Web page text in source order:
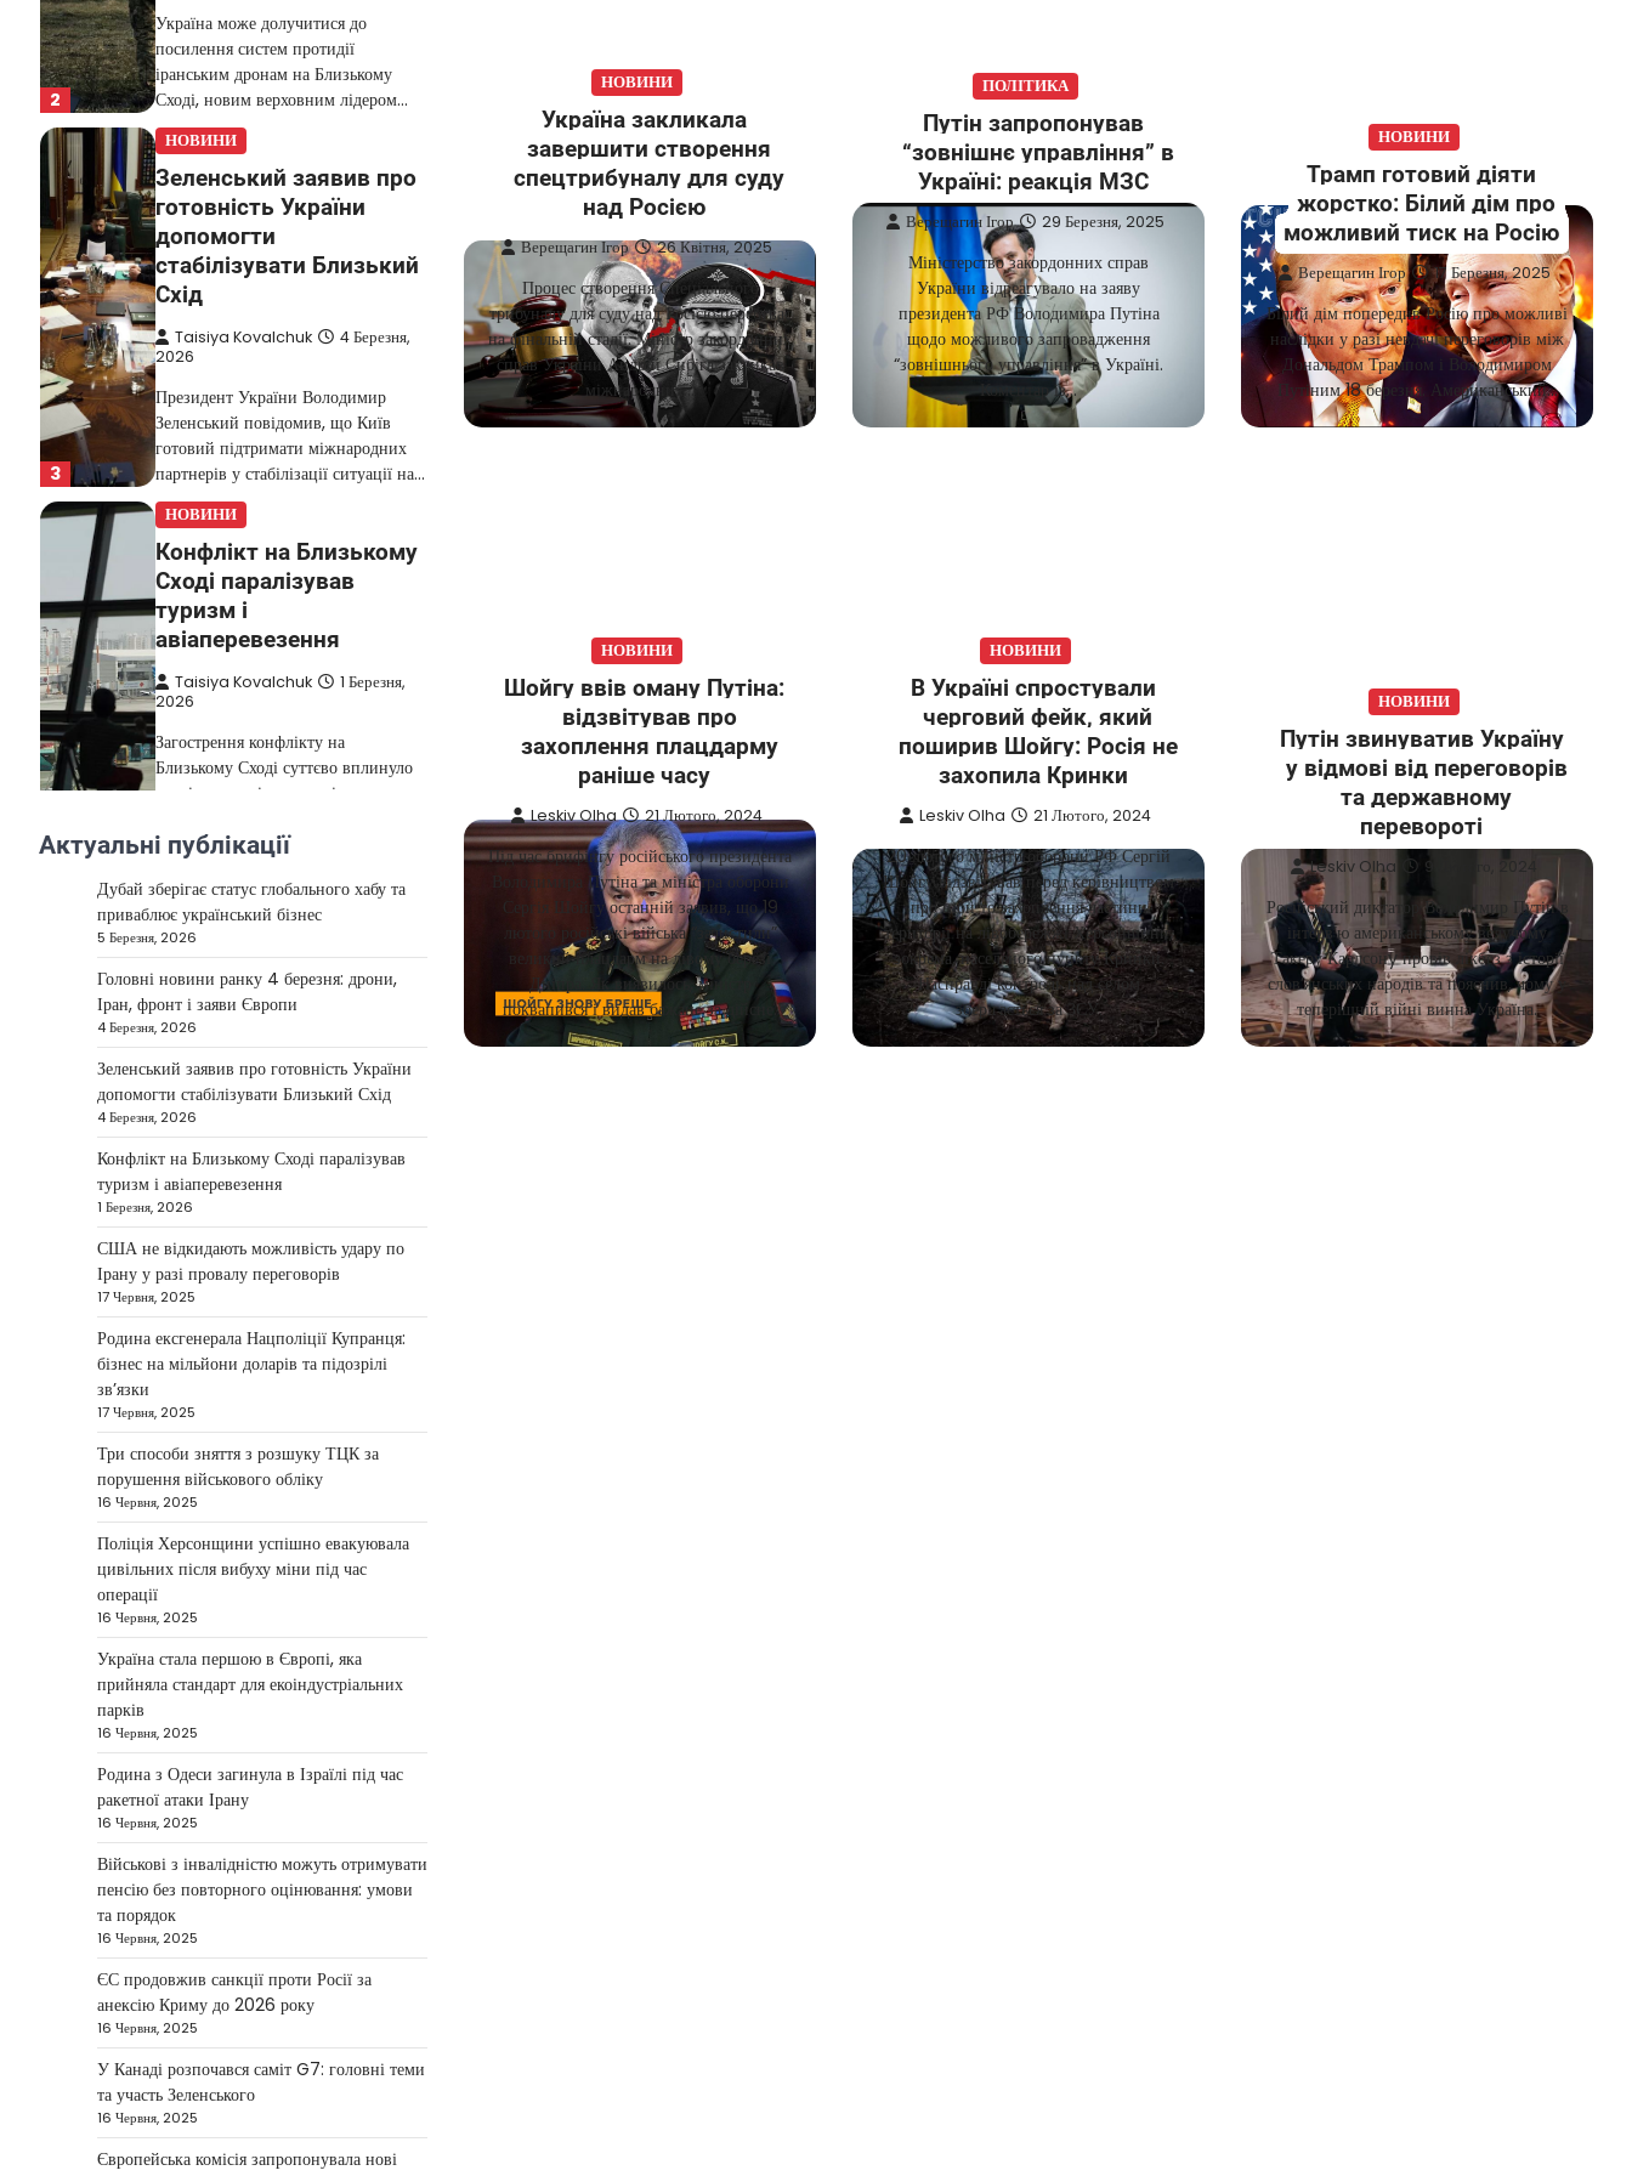
НОВИНИ
Україна закликала
завершити створення
спецтрибуналу для суду
над Росією
Верещагин Ігор 26 Квітня, 2025
Процес створення Спеціального
трибуналу для суду над Росією перебуває
на фінальній стадії. Міністр закордонних
справ України Андрій Сибіга закликав
міжнародних…
ПОЛІТИКА
Путін запропонував
“зовнішнє управління” в
Україні: реакція МЗС
Верещагин Ігор 29 Березня, 2025
Міністерство закордонних справ
України відреагувало на заяву
президента РФ Володимира Путіна
щодо можливого запровадження
“зовнішнього управління” в Україні.
Коментар із…
НОВИНИ
Трамп готовий діяти
жорстко: Білий дім про
можливий тиск на Росію
Верещагин Ігор 17 Березня, 2025
Білий дім попередив Росію про можливі
наслідки у разі невдачі переговорів між
Дональдом Трампом і Володимиром
Путіним 18 березня. Американський…
НОВИНИ
Шойгу ввів оману Путіна:
відзвітував про
захоплення плацдарму
раніше часу
Leskiv Olha 21 Лютого, 2024
Під час брифінгу російського президента
Володимира Путіна та міністра оборони
Сергія Шойгу останній заявив, що 19
лютого російські війська “зачистили”
великий плацдарм на лівому березі
Дніпра. Як виявилось, міністр
поквапився і видав бажане за дійсне.
НОВИНИ
В Україні спростували
черговий фейк, який
поширив Шойгу: Росія не
захопила Кринки
Leskiv Olha 21 Лютого, 2024
20 лютого міністр оборони РФ Сергій
Шойгу відзвітував перед керівництвом
про ніби то захоплення частини
території на лівобережжі Херсонщини,
зокрема, населеного пункту Кринки.
Насправді контроль над селом
зберігається за ЗСУ.
НОВИНИ
Путін звинуватив Україну
у відмові від переговорів
та державному
перевороті
Leskiv Olha 9 Лютого, 2024
Російський диктатор Володимир Путін в
інтерв’ю американському ведучому
Такеру Карлсонy провів лікбез з історії
слов’янських народів та пояснив, чому у
теперішній війні винна Україна.
2
Україна може долучитися до
посилення систем протидії
іранським дронам на Близькому
Сході, новим верховним лідером…
3
НОВИНИ
Зеленський заявив про
готовність України
допомогти
стабілізувати Близький
Схід
Taisiya Kovalchuk
4 Березня,
2026
Президент України Володимир
Зеленський повідомив, що Київ
готовий підтримати міжнародних
партнерів у стабілізації ситуації на…
4
НОВИНИ
Конфлікт на Близькому
Сході паралізував
туризм і
авіаперевезення
Taisiya Kovalchuk
1 Березня,
2026
Загострення конфлікту на
Близькому Сході суттєво вплинуло
на міжнародні подорожі та
ударів…
НОВИНИ
США не відкидають
можливість удару по
Ірану у разі провалу
переговорів
Kolomysheva Anastasiya
17
Червня, 2025
У США не виключають
застосування сили проти Ірану,
якщо дипломатичні переговори не
принесуть бажаних результатів.…
НОВИНИ
Дубай зберігає статус
глобального хабу та
приваблює український
бізнес
2026
Дубай протягом багатьох років
утримує статус одного з найбільш
привабливих міжнародних центрів
для ведення бізнесу…
НОВИНИ
Головні новини ранку 4
березня: дрони, Іран,
фронт і заяви Європи
2026
Україна може долучитися до
посилення систем протидії
іранським дронам на Близькому
Сході, новим верховним лідером…
НОВИНИ
Зеленський заявив про
готовність України
допомогти
стабілізувати Близький
Схід
2026
Президент України Володимир
Актуальні публікації
Дубай зберігає статус глобального хабу та
приваблює український бізнес
5 Березня, 2026
Головні новини ранку 4 березня: дрони,
Іран, фронт і заяви Європи
4 Березня, 2026
Зеленський заявив про готовність України
допомогти стабілізувати Близький Схід
4 Березня, 2026
Конфлікт на Близькому Сході паралізував
туризм і авіаперевезення
1 Березня, 2026
США не відкидають можливість удару по
Ірану у разі провалу переговорів
17 Червня, 2025
Родина ексгенерала Нацполіції Купранця:
бізнес на мільйони доларів та підозрілі
зв’язки
17 Червня, 2025
Три способи зняття з розшуку ТЦК за
порушення військового обліку
16 Червня, 2025
Поліція Херсонщини успішно евакуювала
цивільних після вибуху міни під час
операції
16 Червня, 2025
Україна стала першою в Європі, яка
прийняла стандарт для екоіндустріальних
парків
16 Червня, 2025
Родина з Одеси загинула в Ізраїлі під час
ракетної атаки Ірану
16 Червня, 2025
Військові з інвалідністю можуть отримувати
пенсію без повторного оцінювання: умови
та порядок
16 Червня, 2025
ЄС продовжив санкції проти Росії за
анексію Криму до 2026 року
16 Червня, 2025
У Канаді розпочався саміт G7: головні теми
та участь Зеленського
16 Червня, 2025
Європейська комісія запропонувала нові